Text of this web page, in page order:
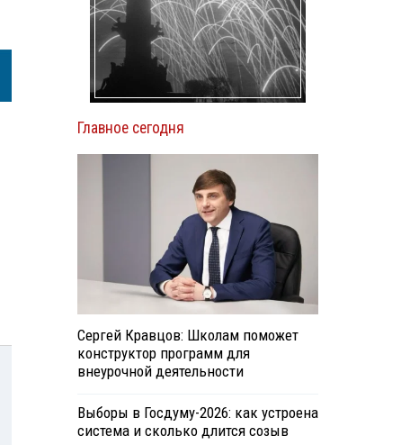
Главное сегодня
Сергей Кравцов: Школам поможет
конструктор программ для
внеурочной деятельности
Выборы в Госдуму-2026: как устроена
система и сколько длится созыв